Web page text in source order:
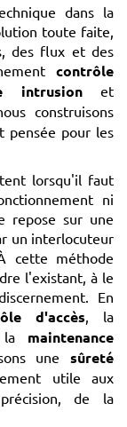
dans la
toute faite,
des flux et des
contrôle
intrusionet
construisons
pensée pour les
lorsqu'il faut
ni
repose sur une
un interlocuteur
cette méthode
l'existant, à le
En
d'accès , la
maintenance
unesûreté
utile aux
de la